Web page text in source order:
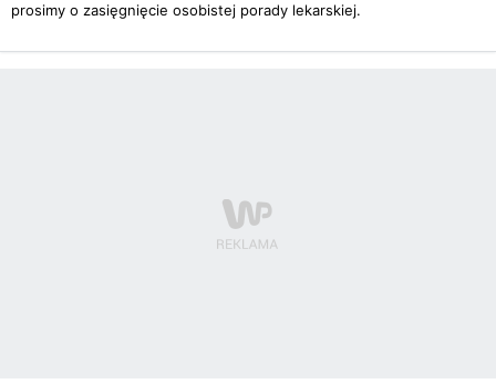
prosimy o zasięgnięcie osobistej porady lekarskiej.